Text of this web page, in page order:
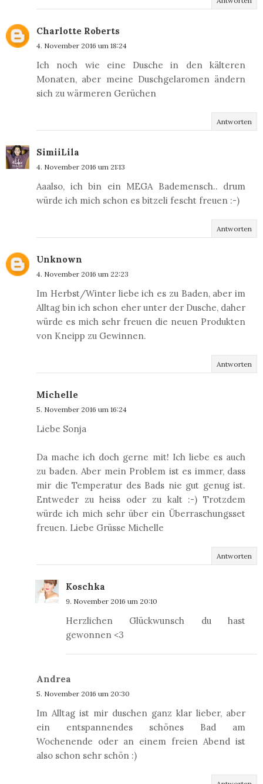
Charlotte Roberts
4. November 2016 um 18:24
Ich noch wie eine Dusche in den kälteren
Monaten, aber meine Duschgelaromen ändern
sich zu wärmeren Gerüchen
Antworten
SimiiLila
4. November 2016 um 21:13
Aaalso, ich bin ein MEGA Bademensch.. drum
würde ich mich schon es bitzeli fescht freuen :-)
Antworten
Unknown
4. November 2016 um 22:23
Im Herbst/Winter liebe ich es zu Baden, aber im
Alltag bin ich schon eher unter der Dusche, daher
würde es mich sehr freuen die neuen Produkten
von Kneipp zu Gewinnen.
Antworten
Michelle
5. November 2016 um 16:24
Liebe Sonja
Da mache ich doch gerne mit! Ich liebe es auch
zu baden. Aber mein Problem ist es immer, dass
mir die Temperatur des Bads nie gut genug ist.
Entweder zu heiss oder zu kalt :-) Trotzdem
würde ich mich sehr über ein Überraschungsset
freuen. Liebe Grüsse Michelle
Antworten
Koschka
9. November 2016 um 20:10
Herzlichen Glückwunsch du hast
gewonnen <3
Andrea
5. November 2016 um 20:30
Im Alltag ist mir duschen ganz klar lieber, aber
ein entspannendes schönes Bad am
Wochenende oder an einem freien Abend ist
also schon sehr schön :)